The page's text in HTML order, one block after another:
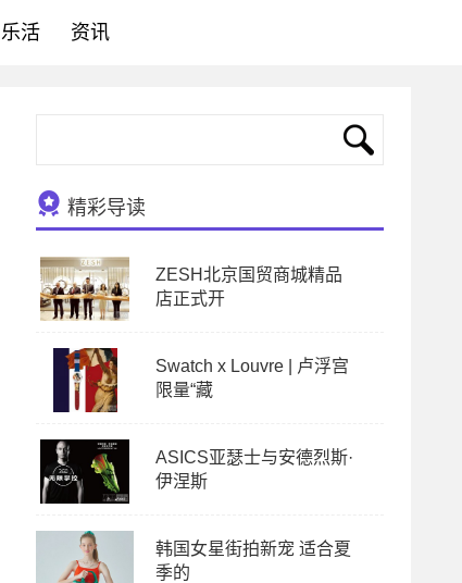
乐活 资讯
精彩导读
ZESH北京国贸商城精品
店正式开
Swatch x Louvre | 卢浮宫
限量“藏
ASICS亚瑟士与安德烈斯·
伊涅斯
韩国女星街拍新宠 适合夏
季的